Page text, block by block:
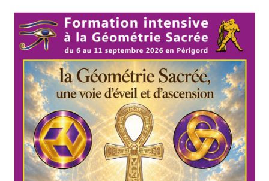
Crop Circles
Galerie
Mandalathèque
Me contacter
Mon compte